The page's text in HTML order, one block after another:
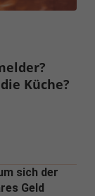
Küche?
sich der
Geld